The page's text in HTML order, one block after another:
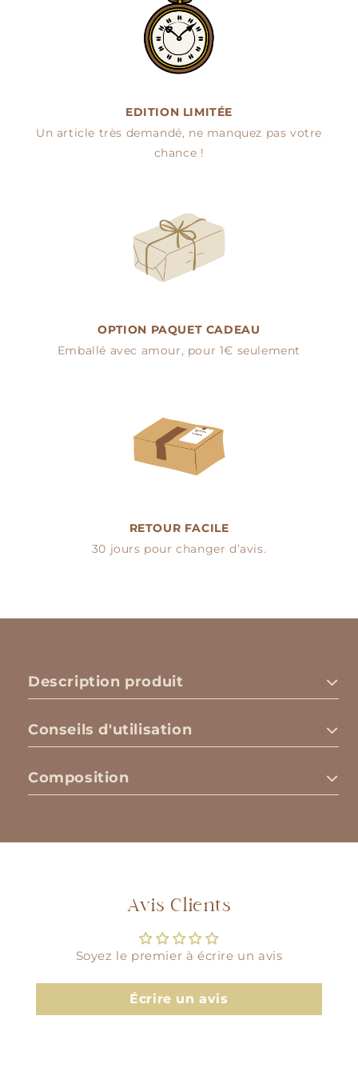
EDITION LIMITÉE
Un article très demandé, ne manquez pas votre
chance !
OPTION PAQUET CADEAU
Emballé avec amour, pour 1€ seulement
RETOUR FACILE
30 jours pour changer d’avis.
Description produit
Conseils d'utilisation
Composition
Avis Clients
Soyez le premier à écrire un avis
Écrire un avis